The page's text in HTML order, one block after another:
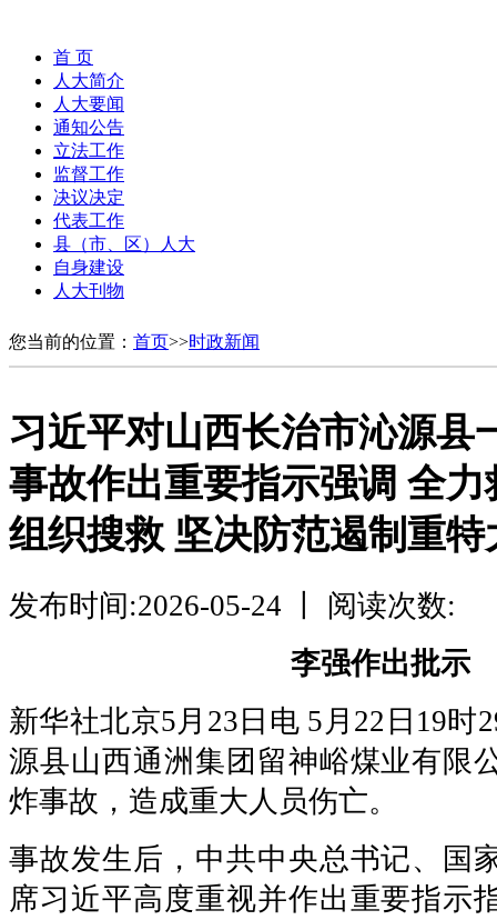
首 页
人大简介
人大要闻
通知公告
立法工作
监督工作
决议决定
代表工作
县（市、区）人大
自身建设
人大刊物
您当前的位置： 首页>>时政新闻
习近平对山西长治市沁源县
事故作出重要指示强调 全
组织搜救 坚决防范遏制重
发布时间:2026-05-24 丨 阅读次数:
李强作出批示
新华社北京5月23日电 5月22日19时
源县山西通洲集团留神峪煤业有限
炸事故，造成重大人员伤亡。
事故发生后，中共中央总书记、国
席习近平高度重视并作出重要指示